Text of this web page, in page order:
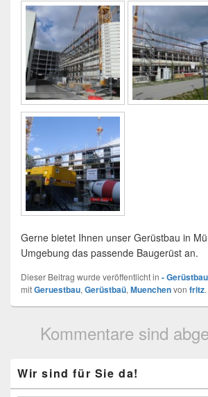
Gerne bietet Ihnen unser Gerüstbau in
Umgebung das passende Baugerüst an.
Dieser Beitrag wurde veröffentlicht in - Gerüstbau
mitGeruestbau, Gerüstbaü, Muenchenvon fritz.
Kommentare sind
Seitenleisten
Widget-
Wir sind für Sie da!